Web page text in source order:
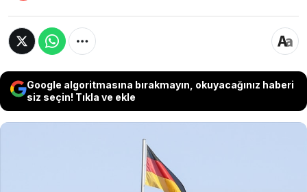
Google algoritmasına bırakmayın, okuyacağınız haberi
siz seçin! Tıkla ve ekle
Almanya’da geçen yıl vatandaşlık alanların
sayısı yüzde 14 artarak 332 bin 500 ile tarihi